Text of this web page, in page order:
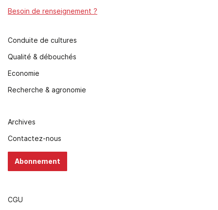
Besoin de renseignement ?
Conduite de cultures
Qualité & débouchés
Economie
Recherche & agronomie
Archives
Contactez-nous
Abonnement
CGU